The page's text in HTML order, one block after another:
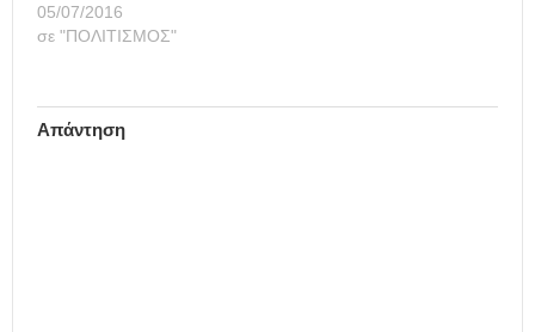
05/07/2016
σε "ΠΟΛΙΤΙΣΜΟΣ"
Απάντηση